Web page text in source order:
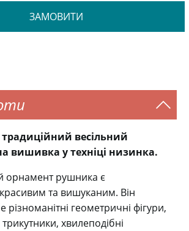
ЗАМОВИТИ
весільний
вишивка у техніці низинка.
орнамент рушника є
та вишуканим. Він
різноманітні геометричні фігури,
хвилеподібні